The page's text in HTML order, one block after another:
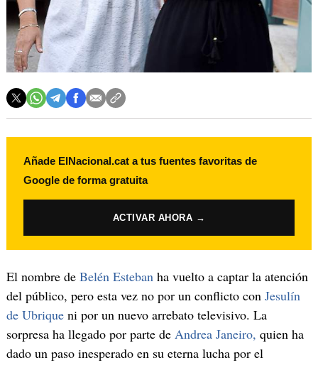
Añade ElNacional.cat a tus fuentes favoritas de
Google de forma gratuita
ACTIVAR AHORA →
El nombre de Belén Estebanha vuelto a captar la atención
del público, pero esta vez no por un conflicto con Jesulín
de Ubriqueni por un nuevo arrebato televisivo. La
sorpresa ha llegado por parte de Andrea Janeiro, quien ha
dado un paso inesperado en su eterna lucha por el